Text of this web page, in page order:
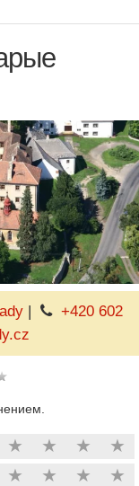
|
+420 602
★ ★ ★ ★
★ ★ ★ ★